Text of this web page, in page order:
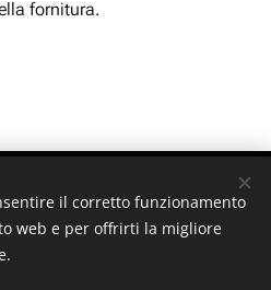
fornitura.
- P. iva: 10161030019
All Rights Reserved
il corretto funzionamento
web e per offrirti la migliore